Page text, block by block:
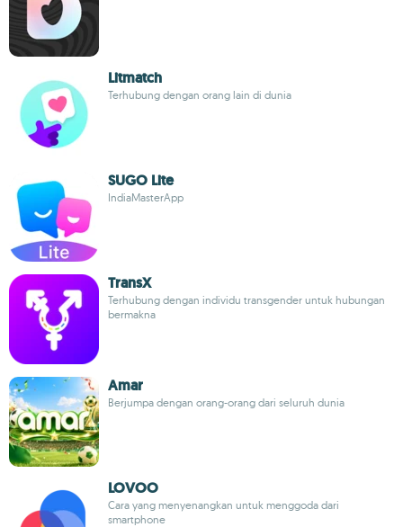
Litmatch
Terhubung dengan orang lain di dunia
SUGO Lite
IndiaMasterApp
TransX
Terhubung dengan individu transgender untuk hubungan
bermakna
Amar
Berjumpa dengan orang-orang dari seluruh dunia
LOVOO
Cara yang menyenangkan untuk menggoda dari
smartphone